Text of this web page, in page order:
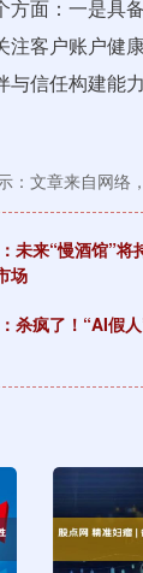
方面：一是具
客户账户健
与信任构建能
：文章来自网络
未来“慢酒馆”将
场
杀疯了！“AI假